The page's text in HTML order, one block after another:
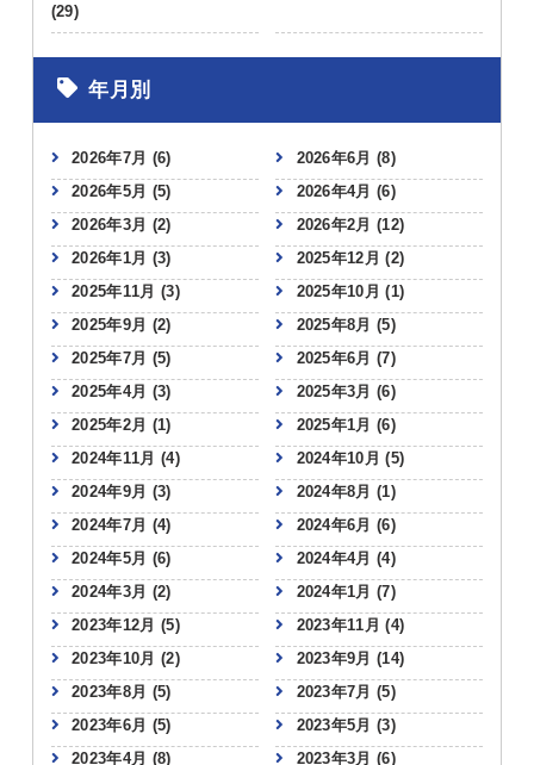
(29)
年月別
2026年7月 (6) 2026年6月 (8)
2026年5月 (5) 2026年4月 (6)
2026年3月 (2) 2026年2月 (12)
2026年1月 (3) 2025年12月 (2)
2025年11月 (3) 2025年10月 (1)
2025年9月 (2) 2025年8月 (5)
2025年7月 (5) 2025年6月 (7)
2025年4月 (3) 2025年3月 (6)
2025年2月 (1) 2025年1月 (6)
2024年11月 (4) 2024年10月 (5)
2024年9月 (3) 2024年8月 (1)
2024年7月 (4) 2024年6月 (6)
2024年5月 (6) 2024年4月 (4)
2024年3月 (2) 2024年1月 (7)
2023年12月 (5) 2023年11月 (4)
2023年10月 (2) 2023年9月 (14)
2023年8月 (5) 2023年7月 (5)
2023年6月 (5) 2023年5月 (3)
2023年4月 (8) 2023年3月 (6)